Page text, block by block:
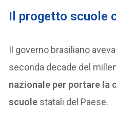
Il progetto scuole
Il governo brasiliano
seconda decade del
nazionale per portare la
scuole statali del Paese.